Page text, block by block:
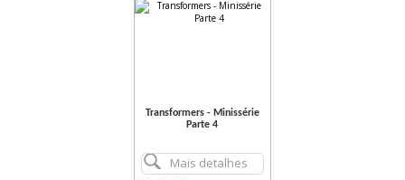
Transformers - Minissérie
Parte 4
Mais detalhes